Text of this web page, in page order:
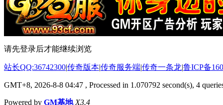
请先登录后才能继续浏览
站长QQ:36742300|传奇版本|传奇服务端|传奇一条龙|鲁ICP备
GMT+8, 2026-8-8 04:47 , Processed in 1.070792 second(s), 4
Powered by GM基地 X3.4